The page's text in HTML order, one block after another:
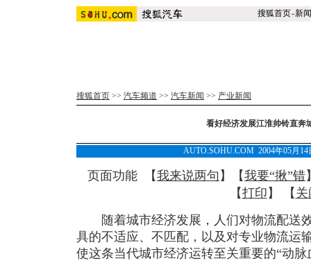
搜狐首页-新闻
搜狐首页 >> 汽车频道 >> 汽车新闻 >> 产业新闻
看好经济发展江淮帅铃直奔
AUTO.SOHU.COM 2004年05月
页面功能 【我来说两句 】【我要“揪”错
【打印 】 【 关
随着城市经济发展，人们对物流配送
具的不适应、不匹配，以及对专业物流运
使这条当代城市经济运转至关重要的“动